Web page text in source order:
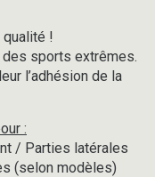
qualité !
des sports extrêmes.
l’adhésion de la
:
/ Parties latérales
(selon modèles)